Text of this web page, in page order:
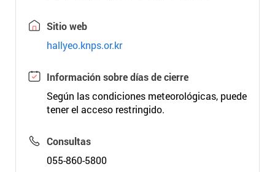
Sitio web
hallyeo.knps.or.kr
Información sobre días de cierre
Según las condiciones meteorológicas, puede
tener el acceso restringido.
Consultas
055-860-5800